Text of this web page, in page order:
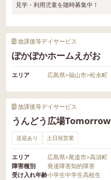
見学・利用児童を随時募集中！
放課後等デイサービス
ぽかぽかホームえがお
エリア 広島県>福山市>松永町
放課後等デイサービス
うんどう広場Tomorrow
送迎あり 土日祝営業
エリア 広島県>尾道市>高須町
障害種別
発達障害知的障害
受け入れ年齢小学生中学生高校生